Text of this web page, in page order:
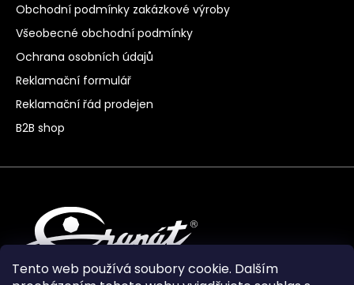
Tento web používá soubory cookie. Dalším
Obchodní podmínky zakázkové výroby
Všeobecné obchodní podmínky
Ochrana osobních údajů
Reklamační formulář
Reklamační řád prodejen
B2B shop